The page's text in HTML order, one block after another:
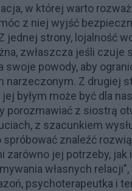
w której warto
z niej wyjść
jednej strony, lojalność
zwłaszcza jeśli czuje
swoje powody, aby
narzeczonym. Z drugiej
byłym może być dla
porozmawiać z siostrą
z szacunkiem
spróbować znaleźć
zarówno jej potrzeby, jak
własnych relacji",
psychoterapeutka i